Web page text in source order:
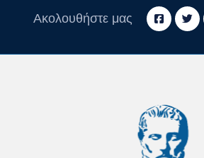
Ακολουθήστε μας